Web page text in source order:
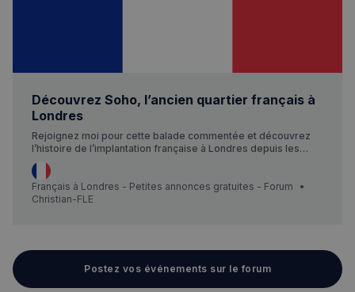
Découvrez Soho, l’ancien quartier français à
Londres
Rejoignez moi pour cette balade commentée et découvrez
l’histoire de l’implantation française à Londres depuis les
Huguenots jusqu’à aujourd’hui en passant par la Révolution, la
Commune de Paris ou la Deuxième Guerre Mondiale… Au gré
de notre marche, nous découvrirons les traces de ces
Français qui…
Français à Londres - Petites annonces gratuites - Forum
Christian-FLE
Postez vos événements sur le forum